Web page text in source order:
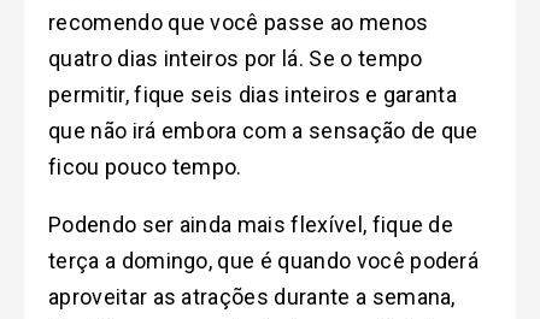
recomendo que você passe ao menos
quatro dias inteiros por lá. Se o tempo
permitir, fique seis dias inteiros e garanta
que não irá embora com a sensação de que
ficou pouco tempo.
Podendo ser ainda mais flexível, fique de
terça a domingo, que é quando você poderá
aproveitar as atrações durante a semana,